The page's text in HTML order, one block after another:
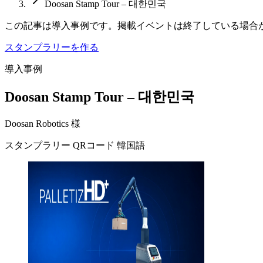
Doosan Stamp Tour – 대한민국
この記事は導入事例です。掲載イベントは終了している場合
スタンプラリーを作る
導入事例
Doosan Stamp Tour – 대한민국
Doosan Robotics 様
スタンプラリー QRコード 韓国語